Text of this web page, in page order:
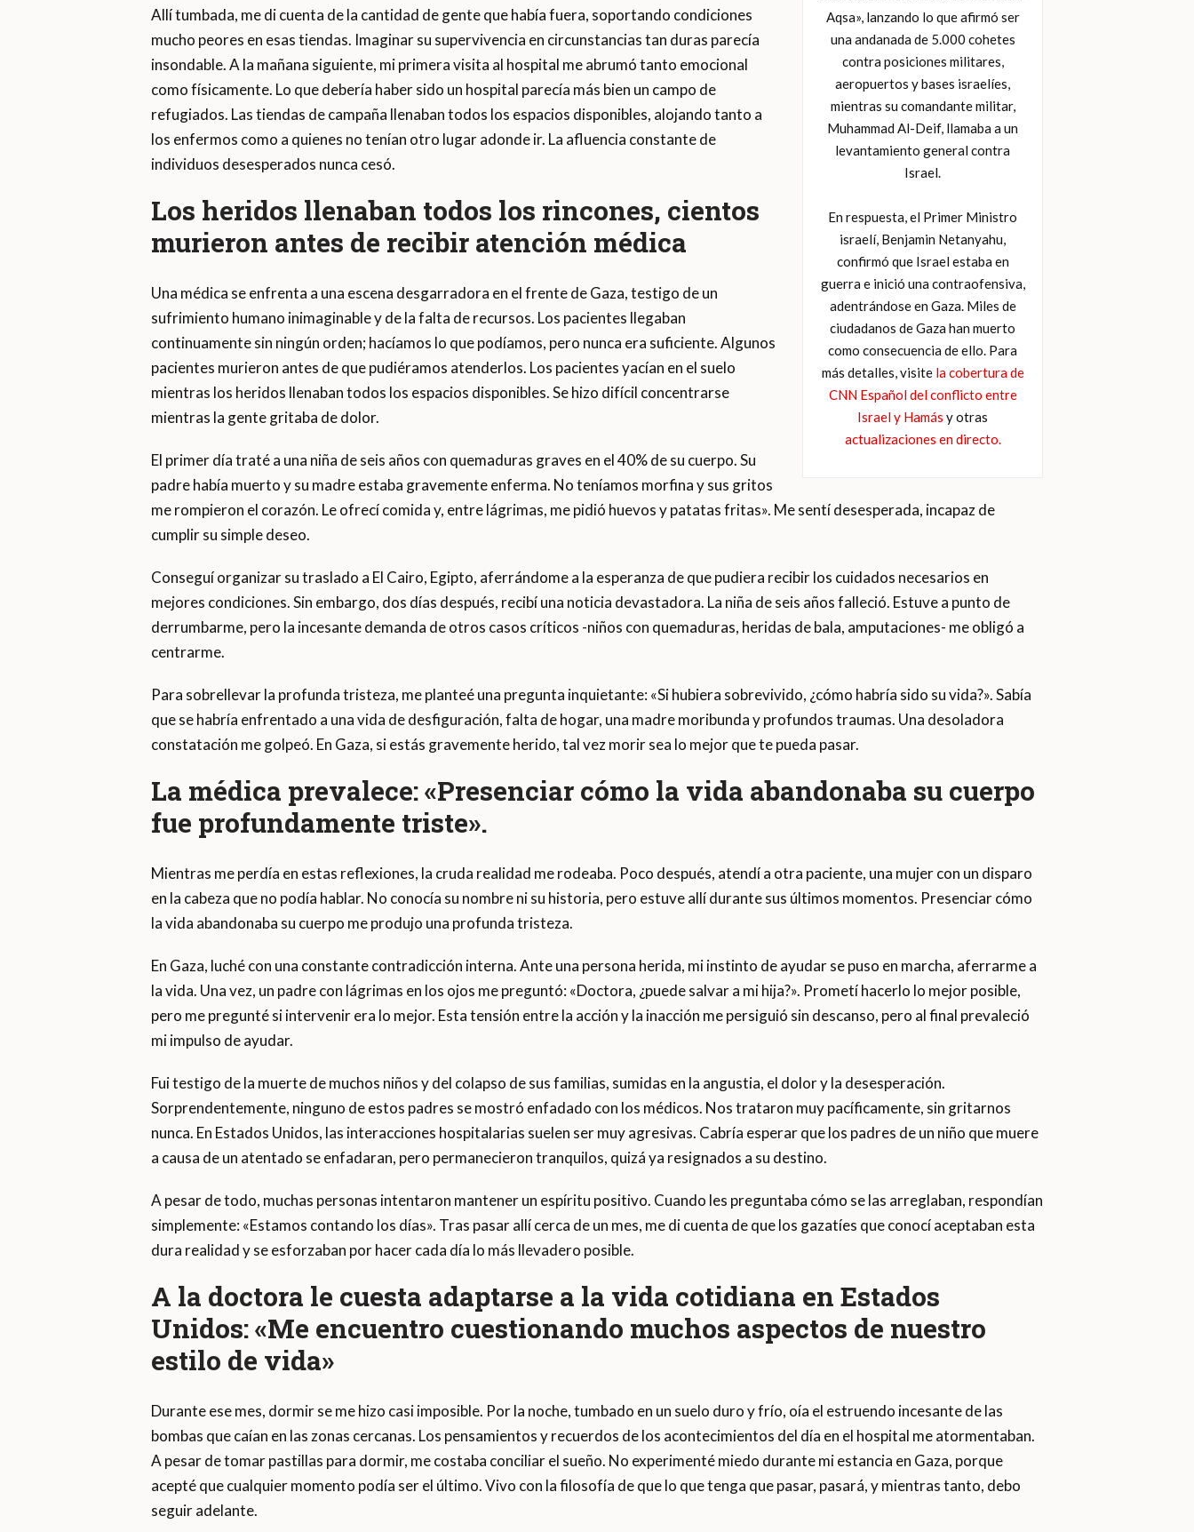
Aqsa», lanzando lo que afirmó ser
una andanada de 5.000 cohetes
contra posiciones militares,
aeropuertos y bases israelíes,
mientras su comandante militar,
Muhammad Al-Deif, llamaba a un
levantamiento general contra
Israel.
En respuesta, el Primer Ministro
israelí, Benjamin Netanyahu,
confirmó que Israel estaba en
guerra e inició una contraofensiva,
adentrándose en Gaza. Miles de
ciudadanos de Gaza han muerto
como consecuencia de ello. Para
más detalles, visite la cobertura de
CNN Español del conflicto entre
Israel y Hamás y otras
actualizaciones en directo.
Allí tumbada, me di cuenta de la cantidad de gente que había fuera, soportando condiciones
mucho peores en esas tiendas. Imaginar su supervivencia en circunstancias tan duras parecía
insondable. A la mañana siguiente, mi primera visita al hospital me abrumó tanto emocional
como físicamente. Lo que debería haber sido un hospital parecía más bien un campo de
refugiados. Las tiendas de campaña llenaban todos los espacios disponibles, alojando tanto a
los enfermos como a quienes no tenían otro lugar adonde ir. La afluencia constante de
individuos desesperados nunca cesó.
Los heridos llenaban todos los rincones, cientos
murieron antes de recibir atención médica
Una médica se enfrenta a una escena desgarradora en el frente de Gaza, testigo de un
sufrimiento humano inimaginable y de la falta de recursos. Los pacientes llegaban
continuamente sin ningún orden; hacíamos lo que podíamos, pero nunca era suficiente. Algunos
pacientes murieron antes de que pudiéramos atenderlos. Los pacientes yacían en el suelo
mientras los heridos llenaban todos los espacios disponibles. Se hizo difícil concentrarse
mientras la gente gritaba de dolor.
El primer día traté a una niña de seis años con quemaduras graves en el 40% de su cuerpo. Su
padre había muerto y su madre estaba gravemente enferma. No teníamos morfina y sus gritos
me rompieron el corazón. Le ofrecí comida y, entre lágrimas, me pidió huevos y patatas fritas». Me sentí desesperada, incapaz de
cumplir su simple deseo.
Conseguí organizar su traslado a El Cairo, Egipto, aferrándome a la esperanza de que pudiera recibir los cuidados necesarios en
mejores condiciones. Sin embargo, dos días después, recibí una noticia devastadora. La niña de seis años falleció. Estuve a punto de
derrumbarme, pero la incesante demanda de otros casos críticos -niños con quemaduras, heridas de bala, amputaciones- me obligó a
centrarme.
Para sobrellevar la profunda tristeza, me planteé una pregunta inquietante: «Si hubiera sobrevivido, ¿cómo habría sido su vida?». Sabía
que se habría enfrentado a una vida de desfiguración, falta de hogar, una madre moribunda y profundos traumas. Una desoladora
constatación me golpeó. En Gaza, si estás gravemente herido, tal vez morir sea lo mejor que te pueda pasar.
La médica prevalece: «Presenciar cómo la vida abandonaba su cuerpo
fue profundamente triste».
Mientras me perdía en estas reflexiones, la cruda realidad me rodeaba. Poco después, atendí a otra paciente, una mujer con un disparo
en la cabeza que no podía hablar. No conocía su nombre ni su historia, pero estuve allí durante sus últimos momentos. Presenciar cómo
la vida abandonaba su cuerpo me produjo una profunda tristeza.
En Gaza, luché con una constante contradicción interna. Ante una persona herida, mi instinto de ayudar se puso en marcha, aferrarme a
la vida. Una vez, un padre con lágrimas en los ojos me preguntó: «Doctora, ¿puede salvar a mi hija?». Prometí hacerlo lo mejor posible,
pero me pregunté si intervenir era lo mejor. Esta tensión entre la acción y la inacción me persiguió sin descanso, pero al final prevaleció
mi impulso de ayudar.
Fui testigo de la muerte de muchos niños y del colapso de sus familias, sumidas en la angustia, el dolor y la desesperación.
Sorprendentemente, ninguno de estos padres se mostró enfadado con los médicos. Nos trataron muy pacíficamente, sin gritarnos
nunca. En Estados Unidos, las interacciones hospitalarias suelen ser muy agresivas. Cabría esperar que los padres de un niño que muere
a causa de un atentado se enfadaran, pero permanecieron tranquilos, quizá ya resignados a su destino.
A pesar de todo, muchas personas intentaron mantener un espíritu positivo. Cuando les preguntaba cómo se las arreglaban, respondían
simplemente: «Estamos contando los días». Tras pasar allí cerca de un mes, me di cuenta de que los gazatíes que conocí aceptaban esta
dura realidad y se esforzaban por hacer cada día lo más llevadero posible.
A la doctora le cuesta adaptarse a la vida cotidiana en Estados
Unidos: «Me encuentro cuestionando muchos aspectos de nuestro
estilo de vida»
Durante ese mes, dormir se me hizo casi imposible. Por la noche, tumbado en un suelo duro y frío, oía el estruendo incesante de las
bombas que caían en las zonas cercanas. Los pensamientos y recuerdos de los acontecimientos del día en el hospital me atormentaban.
A pesar de tomar pastillas para dormir, me costaba conciliar el sueño. No experimenté miedo durante mi estancia en Gaza, porque
acepté que cualquier momento podía ser el último. Vivo con la filosofía de que lo que tenga que pasar, pasará, y mientras tanto, debo
seguir adelante.